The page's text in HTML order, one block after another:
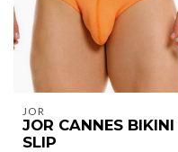
JOR
JOR CANNES BIKINI
SLIP